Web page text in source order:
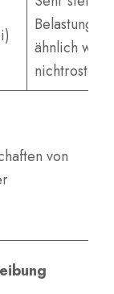
Belastung
ähnlich wie
von